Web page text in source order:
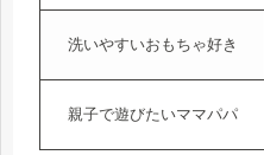
洗いやすいおもちゃ好き
親子で遊びたいママパパ